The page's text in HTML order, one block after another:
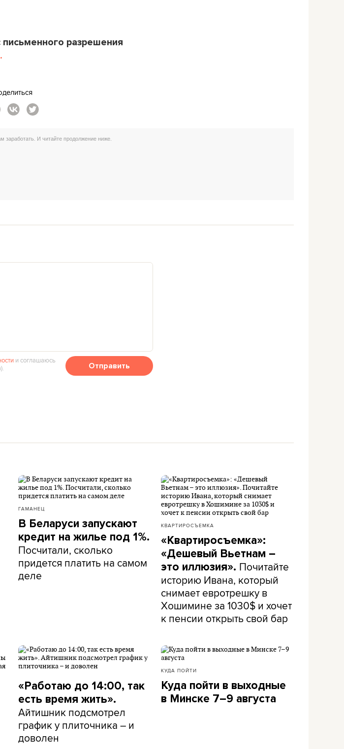
разрешения
и соглашаюсь
Отправить
ГАМАНЕЦ
В Беларуси запускают
кредит на жилье под 1%.
Посчитали, сколько
придется платить на самом
деле
КВАРТИРОСЪЕМКА
«Квартиросъемка»:
«Дешевый Вьетнам –
это иллюзия». Почитайте
историю Ивана, который
снимает евротрешку в
Хошимине за 1030$ и хочет
к пенсии открыть свой бар
«Работаю до 14:00, так
есть время жить».
Айтишник подсмотрел
график у плиточника – и
доволен
КУДА ПОЙТИ
Куда пойти в выходные
в Минске 7–9 августа